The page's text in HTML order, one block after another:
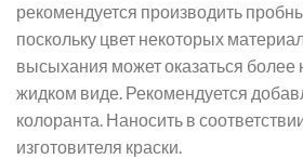
рекомендуется производить
поскольку цвет некоторых
высыхания может оказаться
жидком виде. Рекомендуется
колоранта. Наносить в
изготовителя краски.